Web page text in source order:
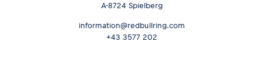
A-8724 Spielberg
information@redbullring.com
+43 3577 202